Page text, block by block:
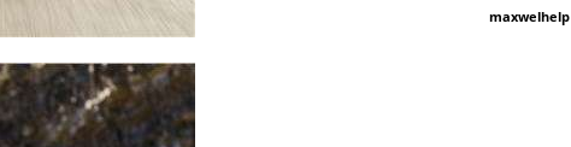
maxwelhelp